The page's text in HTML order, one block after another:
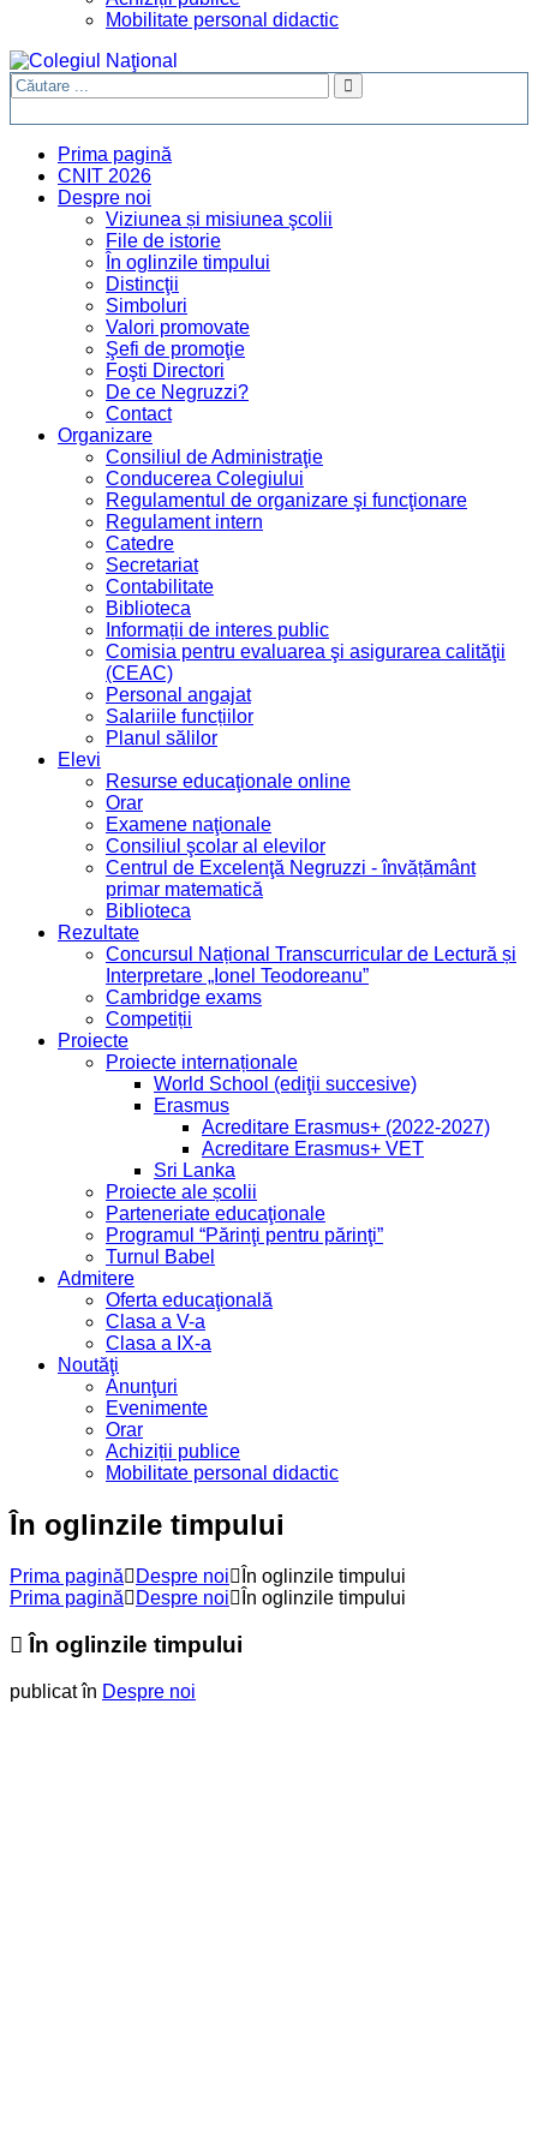
Mobilitate personal didactic
Prima pagină
CNIT 2026
Despre noi
Viziunea și misiunea şcolii
File de istorie
În oglinzile timpului
Distincţii
Simboluri
Valori promovate
Şefi de promoţie
Foşti Directori
De ce Negruzzi?
Contact
Organizare
Consiliul de Administraţie
Conducerea Colegiului
Regulamentul de organizare şi funcţionare
Regulament intern
Catedre
Secretariat
Contabilitate
Biblioteca
Informații de interes public
Comisia pentru evaluarea şi asigurarea calităţii
(CEAC)
Personal angajat
Salariile funcțiilor
Planul sălilor
Elevi
Resurse educaţionale online
Orar
Examene naţionale
Consiliul şcolar al elevilor
Centrul de Excelenţă Negruzzi - învățământ
primar matematică
Biblioteca
Rezultate
Concursul Național Transcurricular de Lectură și
Interpretare „Ionel Teodoreanu”
Cambridge exams
Competiții
Proiecte
Proiecte internaționale
World School (ediţii succesive)
Erasmus
Acreditare Erasmus+ (2022-2027)
Acreditare Erasmus+ VET
Sri Lanka
Proiecte ale școlii
Parteneriate educaţionale
Programul “Părinţi pentru părinţi”
Turnul Babel
Admitere
Oferta educaţională
Clasa a V-a
Clasa a IX-a
Noutăţi
Anunţuri
Evenimente
Orar
Achiziții publice
Mobilitate personal didactic
În oglinzile timpului
Prima pagină Despre noi
În oglinzile timpului
Prima pagină
Despre noi În oglinzile timpului
În oglinzile timpului
publicat în Despre noi